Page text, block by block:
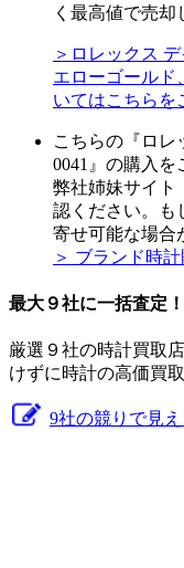
く最高値で売却
＞ロレックス
エローゴールド
いてはこちらを
こちらの『ロレ
0041』の購入を
弊社姉妹サイト
認ください。も
寄せ可能な場合
＞ ブランド時
最大９社に一括査定！
厳選９社の時計買取
けずに時計の高価買
9社の競りで見